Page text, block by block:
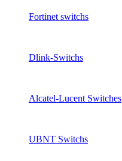
Fortinet switchs
Dlink-Switchs
Alcatel-Lucent Switches
UBNT Switchs